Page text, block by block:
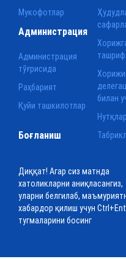
Мукофотлар
билан
Нутқлар
Администрация
Администрация
тўғрисида
Раҳбарият
Қуйи ташкилотлар
Боғланиш
Диққат! Агар сиз матнда
хатоликларни аниқласангиз,
уларни белгилаб,
хабардор қилиш учун
тугмаларини босинг